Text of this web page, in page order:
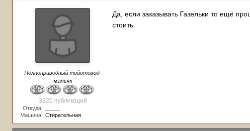
Полноприводный тойотовод-
маньяк
3220 публикаций
Откуда:
Машина: Стирательная
Да, если заказывать Газельки то ещё
стоить.